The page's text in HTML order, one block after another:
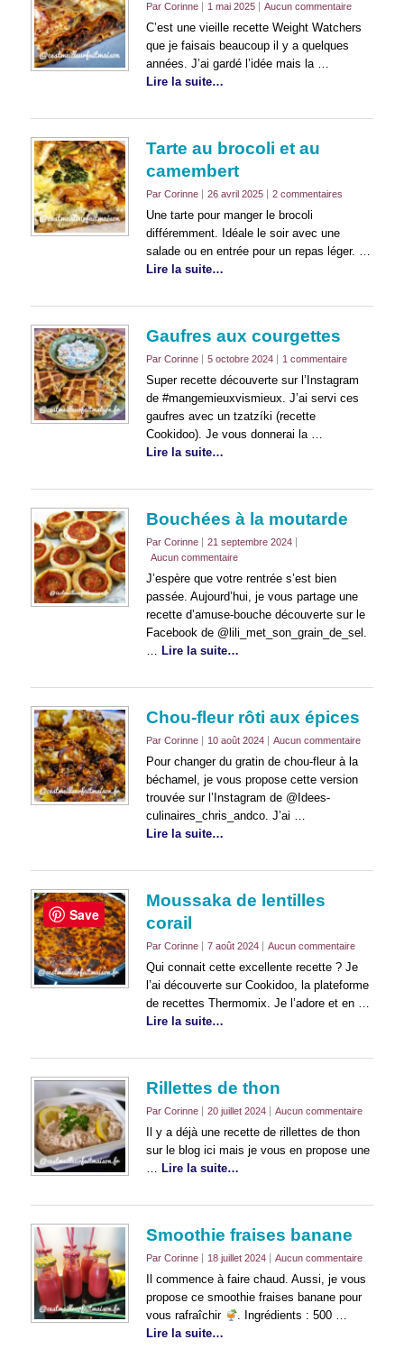
Par Corinne 1 mai 2025 Aucun commentaire
C’est une vieille recette Weight Watchers
que je faisais beaucoup il y a quelques
années. J’ai gardé l’idée mais la …
Lire la suite…
Tarte au brocoli et au
camembert
Par Corinne 26 avril 2025 2 commentaires
Une tarte pour manger le brocoli
différemment. Idéale le soir avec une
salade ou en entrée pour un repas léger. …
Lire la suite…
Gaufres aux courgettes
Par Corinne 5 octobre 2024 1 commentaire
Super recette découverte sur l’Instagram
de #mangemieuxvismieux. J’ai servi ces
gaufres avec un tzatzíki (recette
Cookidoo). Je vous donnerai la …
Lire la suite…
Bouchées à la moutarde
Par Corinne
21 septembre 2024
Aucun commentaire
J’espère que votre rentrée s’est bien
passée. Aujourd’hui, je vous partage une
recette d’amuse-bouche découverte sur le
Facebook de @lili_met_son_grain_de_sel.
… Lire la suite…
Chou-fleur rôti aux épices
Par Corinne 10 août 2024 Aucun commentaire
Pour changer du gratin de chou-fleur à la
béchamel, je vous propose cette version
trouvée sur l’Instagram de @Idees-
culinaires_chris_andco. J’ai …
Lire la suite…
Moussaka de lentilles
corail
Par Corinne 7 août 2024 Aucun commentaire
Qui connait cette excellente recette ? Je
l’ai découverte sur Cookidoo, la plateforme
de recettes Thermomix. Je l’adore et en …
Lire la suite…
Rillettes de thon
Par Corinne 20 juillet 2024 Aucun commentaire
Il y a déjà une recette de rillettes de thon
sur le blog ici mais je vous en propose une
… Lire la suite…
Smoothie fraises banane
Par Corinne 18 juillet 2024 Aucun commentaire
Il commence à faire chaud. Aussi, je vous
propose ce smoothie fraises banane pour
vous rafraîchir
. Ingrédients : 500 …
Lire la suite…
Save